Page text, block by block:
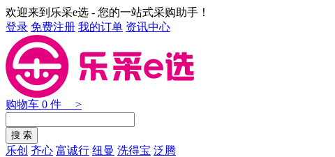
欢迎来到乐采e选 - 您的一站式采购助手！
登录 免费注册 我的订单 资讯中心
购物车 0 件 >
乐创 齐心 富诚行 纽曼 洗得宝 泛腾